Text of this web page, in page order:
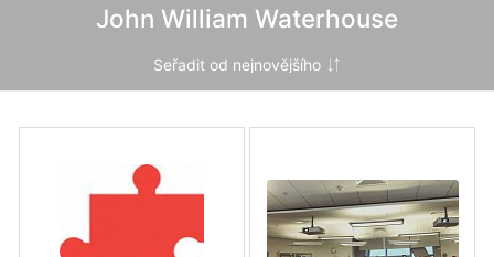
John William Waterhouse